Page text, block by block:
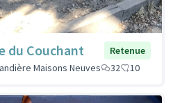
du Couchant
Retenue
Maisons Neuves
32 10